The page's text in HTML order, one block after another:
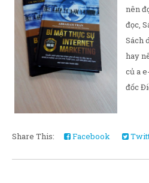
nên
đọc,
Sách
hay
củ a
đốc
Share This: Facebook